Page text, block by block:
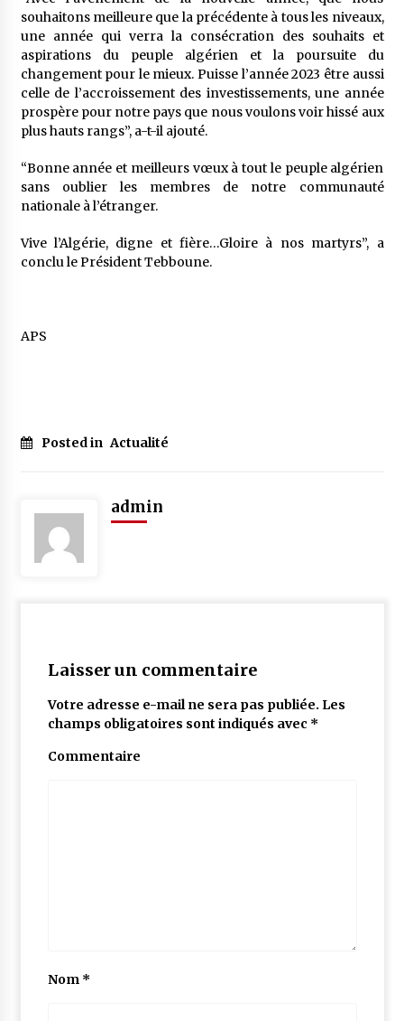
Tradition orale/ D’où viennent les contes et à
5 ans ago
souhaitons meilleure que la précédente à tous les niveaux,
une année qui verra la consécration des souhaits et
aspirations du peuple algérien et la poursuite du
changement pour le mieux. Puisse l’année 2023 être aussi
celle de l’accroissement des investissements, une année
prospère pour notre pays que nous voulons voir hissé aux
plus hauts rangs”, a-t-il ajouté.
“Bonne année et meilleurs vœux à tout le peuple algérien
sans oublier les membres de notre communauté
nationale à l’étranger.
Vive l’Algérie, digne et fière…Gloire à nos martyrs”, a
conclu le Président Tebboune.
APS
Posted in Actualité
admin
Laisser un commentaire
Votre adresse e-mail ne sera pas publiée. Les
champs obligatoires sont indiqués avec *
Commentaire
Nom *